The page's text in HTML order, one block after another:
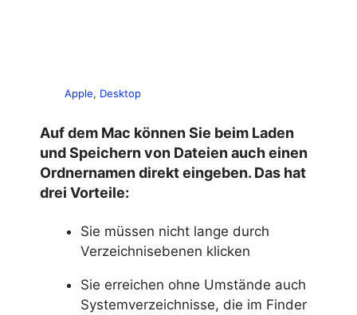
Apple, Desktop
Auf dem Mac können Sie beim Laden
und Speichern von Dateien auch einen
Ordnernamen direkt eingeben. Das hat
drei Vorteile:
Sie müssen nicht lange durch
Verzeichnisebenen klicken
Sie erreichen ohne Umstände auch
Systemverzeichnisse, die im Finder